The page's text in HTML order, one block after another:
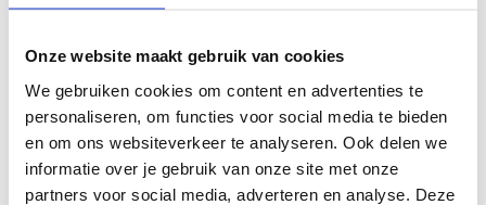
Onze website maakt gebruik van cookies
We gebruiken cookies om content en advertenties te
personaliseren, om functies voor social media te bieden
en om ons websiteverkeer te analyseren. Ook delen we
informatie over je gebruik van onze site met onze
partners voor social media, adverteren en analyse. Deze
Stuur ons een mail
Productomschrijving
Specificaties